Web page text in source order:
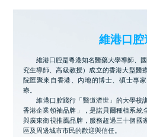
維港口腔
維港口腔是粵港知名醫藥大學導師、
究生導師、高級教授）成立的香港大型醫
院匯聚來自香港、內地的博士、碩士專
療。
維港口腔踐行「醫道濟世」的大學校
香港企業領袖品牌」，是諾貝爾種植系統
與廣東衛視推薦品牌，服務超過三十個國
區及周邊城市市民的歡迎與信任。